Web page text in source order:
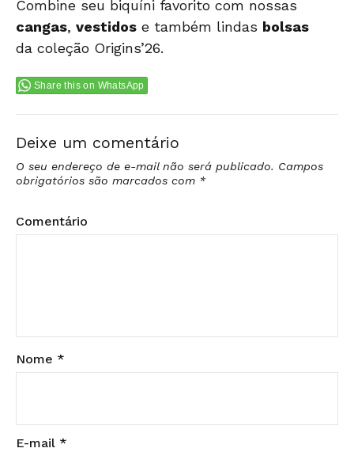
Combine seu biquíni favorito com nossas
cangas, vestidos e também lindas bolsas
da coleção Origins’26.
Share this on WhatsApp
Deixe um comentário
O seu endereço de e-mail não será publicado. Campos
obrigatórios são marcados com *
Comentário
Nome *
E-mail *